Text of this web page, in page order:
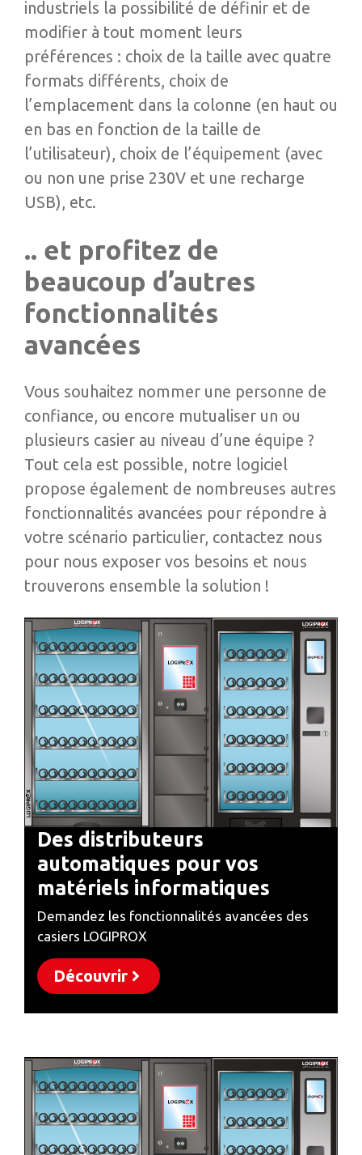
industriels la possibilité de définir et de
modifier à tout moment leurs
préférences : choix de la taille avec quatre
formats différents, choix de
l’emplacement dans la colonne (en haut ou
en bas en fonction de la taille de
l’utilisateur), choix de l’équipement (avec
ou non une prise 230V et une recharge
USB), etc.
.. et profitez de
beaucoup d’autres
fonctionnalités
avancées
Vous souhaitez nommer une personne de
confiance, ou encore mutualiser un ou
plusieurs casier au niveau d’une équipe ?
Tout cela est possible, notre logiciel
propose également de nombreuses autres
fonctionnalités avancées pour répondre à
votre scénario particulier, contactez nous
pour nous exposer vos besoins et nous
trouverons ensemble la solution !
Des distributeurs
automatiques pour vos
matériels informatiques
Demandez les fonctionnalités avancées des
casiers LOGIPROX
Découvrir